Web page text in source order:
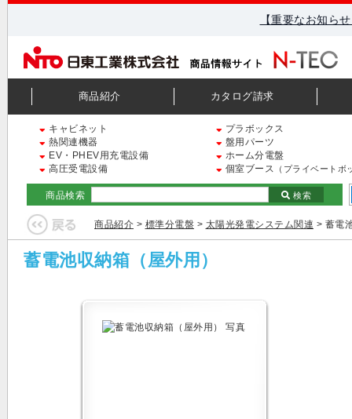
【重要なお知ら
商品紹介 カタログ請求
キャビネット
プラボックス
熱関連機器
盤用パーツ
EV・PHEV用充電設備
ホーム分電盤
高圧受電設備
個室ブース （プライベートボ
商品検索 検索
商品紹介 > 標準分電盤 > 太陽光発電システム関連 > 蓄電
蓄電池収納箱（屋外用）